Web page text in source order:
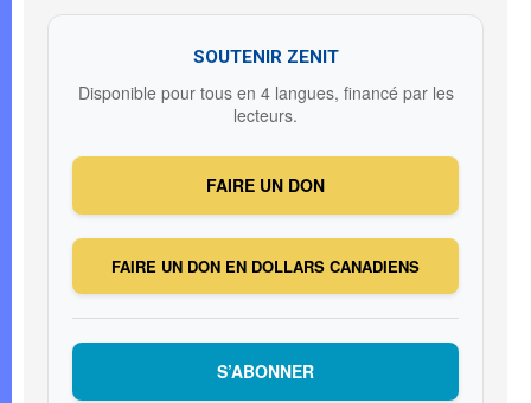
SOUTENIR ZENIT
Disponible pour tous en 4 langues, financé par les
lecteurs.
FAIRE UN DON
FAIRE UN DON EN DOLLARS CANADIENS
S’ABONNER